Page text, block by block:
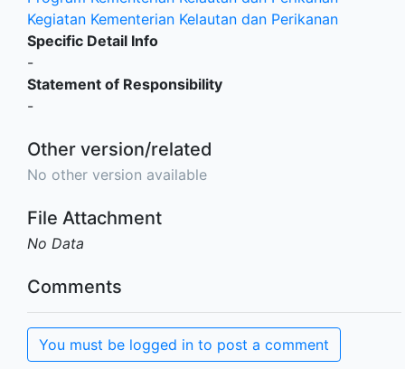
Kegiatan Kementerian Kelautan dan Perikanan
Specific Detail Info
-
Statement of Responsibility
-
Other version/related
No other version available
File Attachment
No Data
Comments
You must be logged in to post a comment